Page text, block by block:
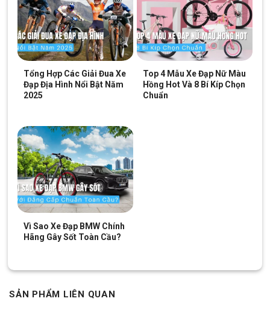
GIANT MOMENTUM INEEED MOCHA 2019
Tổng Hợp Các Giải Đua Xe
Đạp Địa Hình Nổi Bật Năm
2025
Top 4 Mẫu Xe Đạp Nữ Màu
Hồng Hot Và 8 Bí Kíp Chọn
Chuẩn
Vì Sao Xe Đạp BMW Chính
Hãng Gây Sốt Toàn Cầu?
SẢN PHẨM LIÊN QUAN